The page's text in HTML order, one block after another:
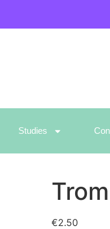
Studies
€2.50